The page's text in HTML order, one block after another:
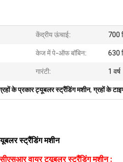
केंद्रीय ऊंचाई: 700
केज में पे-ऑफ बॉबिन: 630
गारंटी: 1 वर्ष
के प्रकार ट्यूबलर स्ट्रैंडिंग मशीन,ग्रहों के
स्ट्रैंडिंग मशीन
वायर ट्यूबलर स्ट्रैंडिंग मशीन :